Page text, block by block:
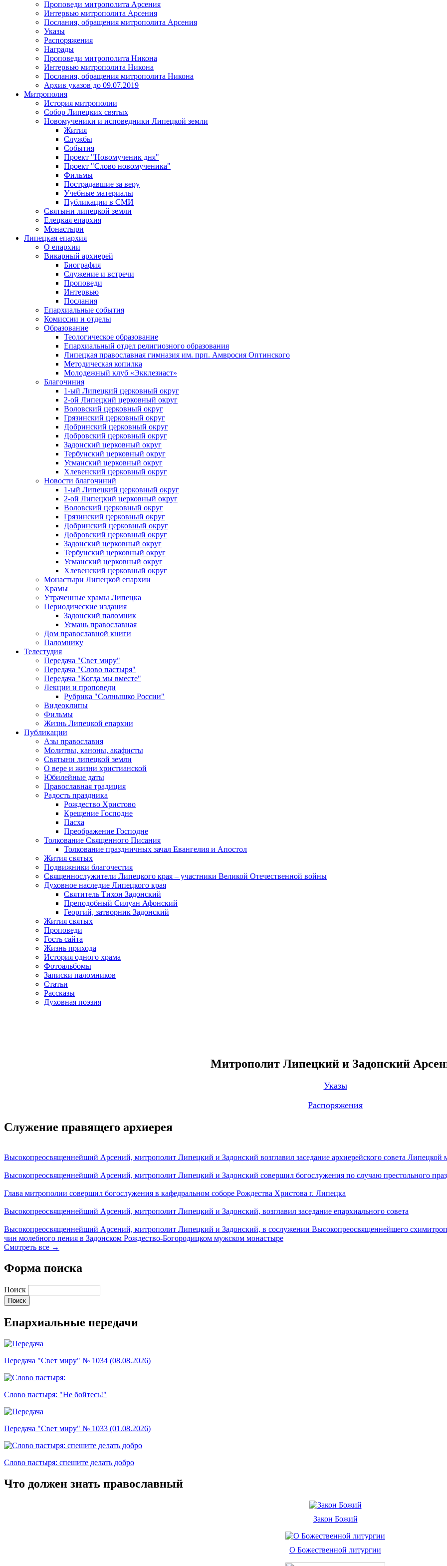
Проповеди митрополита Арсения
Интервью митрополита Арсения
Послания, обращения митрополита Арсения
Указы
Распоряжения
Награды
Проповеди митрополита Никона
Интервью митрополита Никона
Послания, обращения митрополита Никона
Архив указов до 09.07.2019
Митрополия
История митрополии
Собор Липецких святых
Новомученики и исповедники Липецкой земли
Жития
Службы
События
Проект "Новомученик дня"
Проект "Слово новомученика"
Фильмы
Пострадавшие за веру
Учебные материалы
Публикации в СМИ
Святыни липецкой земли
Елецкая епархия
Монастыри
Липецкая епархия
О епархии
Викарный архиерей
Биография
Служение и встречи
Проповеди
Интервью
Послания
Епархиальные события
Комиссии и отделы
Образование
Теологическое образование
Епархиальный отдел религиозного образования
Липецкая православная гимназия им. прп. Амвросия Оптинского
Методическая копилка
Молодежный клуб «Экклезиаст»
Благочиния
1-ый Липецкий церковный округ
2-ой Липецкий церковный округ
Воловский церковный округ
Грязинский церковный округ
Добринский церковный округ
Добровский церковный округ
Задонский церковный округ
Тербунский церковный округ
Усманский церковный округ
Хлевенский церковный округ
Новости благочиний
1-ый Липецкий церковный округ
2-ой Липецкий церковный округ
Воловский церковный округ
Грязинский церковный округ
Добринский церковный округ
Добровский церковный округ
Задонский церковный округ
Тербунский церковный округ
Усманский церковный округ
Хлевенский церковный округ
Монастыри Липецкой епархии
Храмы
Утраченные храмы Липецка
Периодические издания
Задонский паломник
Усмань православная
Дом православной книги
Паломнику
Телестудия
Передача "Свет миру"
Передача "Слово пастыря"
Передача "Когда мы вместе"
Лекции и проповеди
Рубрика "Солнышко России"
Видеоклипы
Фильмы
Жизнь Липецкой епархии
Публикации
Азы православия
Молитвы, каноны, акафисты
Святыни липецкой земли
О вере и жизни христианской
Юбилейные даты
Православная традиция
Радость праздника
Рождество Христово
Крещение Господне
Пасха
Преображение Господне
Толкование Священного Писания
Толкование праздничных зачал Евангелия и Апостол
Жития святых
Подвижники благочестия
Священнослужители Липецкого края – участники Великой Отечественной войны
Духовное наследие Липецкого края
Святитель Тихон Задонский
Преподобный Силуан Афонский
Георгий, затворник Задонский
Жития святых
Проповеди
Гость сайта
Жизнь прихода
История одного храма
Фотоальбомы
Записки паломников
Статьи
Рассказы
Духовная поэзия
Митрополит Липецкий и Задонский
Указы
Распоряжения
Служение правящего архиерея
Высокопреосвященнейший Арсений, митрополит Липецкий и Задонский возглавил заседание архиерейского совета Липецкой
Высокопреосвященнейший Арсений, митрополит Липецкий и Задонский совершил богослужения по случаю престольного
Глава митрополии совершил богослужения в кафедральном соборе Рождества Христова г. Липецка
Высокопреосвященнейший Арсений, митрополит Липецкий и Задонский, возглавил заседание епархиального совета
Высокопреосвященнейший Арсений, митрополит Липецкий и Задонский, в сослужении Высокопреосвященнейшего
чин молебного пения в Задонском Рождество-Богородицком мужском монастыре
Смотреть все →
Форма поиска
Поиск
Епархиальные передачи
Передача "Свет миру" № 1034 (08.08.2026)
Слово пастыря: "Не бойтесь!"
Передача "Свет миру" № 1033 (01.08.2026)
Слово пастыря: спешите делать добро
Что должен знать православный
Закон Божий
О Божественной литургии